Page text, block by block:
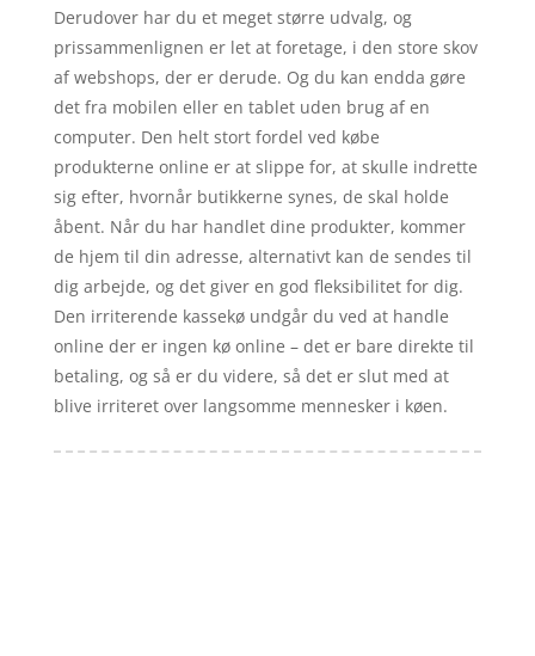
Derudover har du et meget større udvalg, og
prissammenlignen er let at foretage, i den store skov
af webshops, der er derude. Og du kan endda gøre
det fra mobilen eller en tablet uden brug af en
computer. Den helt stort fordel ved købe
produkterne online er at slippe for, at skulle indrette
sig efter, hvornår butikkerne synes, de skal holde
åbent. Når du har handlet dine produkter, kommer
de hjem til din adresse, alternativt kan de sendes til
dig arbejde, og det giver en god fleksibilitet for dig.
Den irriterende kassekø undgår du ved at handle
online der er ingen kø online – det er bare direkte til
betaling, og så er du videre, så det er slut med at
blive irriteret over langsomme mennesker i køen.